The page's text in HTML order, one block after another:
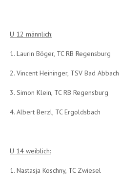
U 12 männlich:
1. Laurin Böger, TC RB Regensburg
2. Vincent Heininger, TSV Bad Abbach
3. Simon Klein, TC RB Regensburg
4. Albert Berzl, TC Ergoldsbach
U 14 weiblich:
1. Nastasja Koschny, TC Zwiesel